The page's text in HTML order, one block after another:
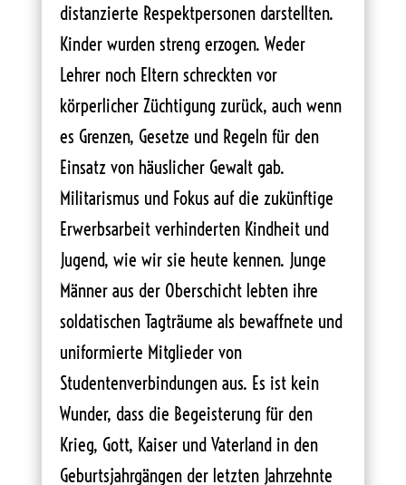
distanzierte Respektpersonen darstellten.
Kinder wurden streng erzogen. Weder
Lehrer noch Eltern schreckten vor
körperlicher Züchtigung zurück, auch wenn
es Grenzen, Gesetze und Regeln für den
Einsatz von häuslicher Gewalt gab.
Militarismus und Fokus auf die zukünftige
Erwerbsarbeit verhinderten Kindheit und
Jugend, wie wir sie heute kennen. Junge
Männer aus der Oberschicht lebten ihre
soldatischen Tagträume als bewaffnete und
uniformierte Mitglieder von
Studentenverbindungen aus. Es ist kein
Wunder, dass die Begeisterung für den
Krieg, Gott, Kaiser und Vaterland in den
Geburtsjahrgängen der letzten Jahrzehnte